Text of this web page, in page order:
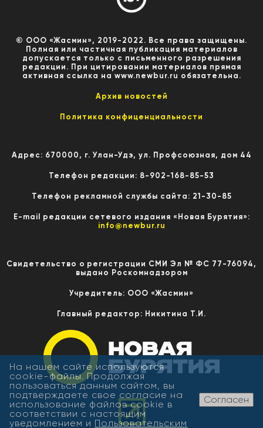
© ООО «Жасмин», 2019-2022. Все права защищены.
Полная или частичная публикация материалов
допускается только с письменного разрешения
редакции. При цитировании материалов прямая
активная ссылка на www.newbur.ru обязательна.
Архив новостей
Политика конфиценциальности
Адрес: 670000, г. Улан-Удэ, ул. Профсоюзная, дом 44
Телефон редакции: 8-902-168-85-53
Телефон рекламной службы сайта: 21-30-85
E-mail редакции сетевого издания «Новая Бурятия»:
info@newbur.ru
Свидетельство о регистрации СМИ Эл № ФС 77-76094,
выдано Роскомнадзором
Учредитель: ООО «Жасмин»
Главный редактор: Никитина Т.И.
На нашем сайте используются
cookie-файлы. Продолжая
пользоваться данным сайтом, вы
подтверждаете свое согласие на
использование файлов cookie в
соответствии с настоящим
уведомлением и Пользовательским
Согласен